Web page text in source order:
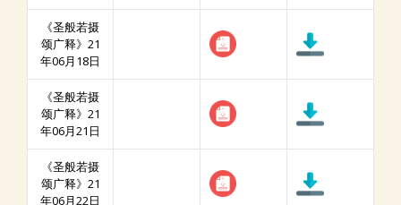
《圣般若摄
颂广释》21
年06月18日
《圣般若摄
颂广释》21
年06月21日
《圣般若摄
颂广释》21
年06月22日